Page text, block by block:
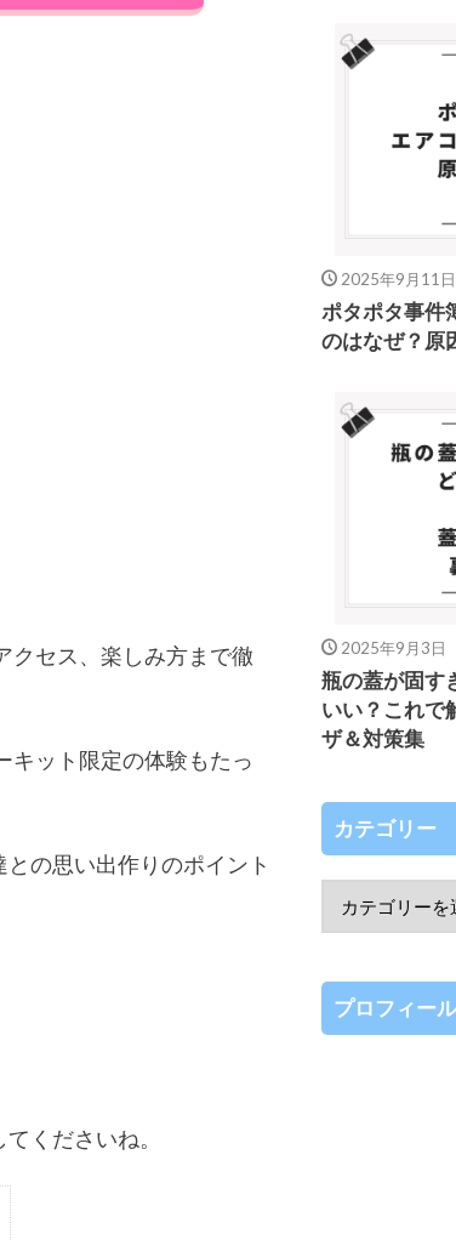
クセス、楽しみ方まで徹
キット限定の体験もたっ
の思い出作りのポイント
くださいね。
2025年9月11日
ポタポタ事件
のはなぜ？原
2025年9月3日
瓶の蓋が固す
いい？これで
ザ＆対策集
カテゴリー
プロフィール